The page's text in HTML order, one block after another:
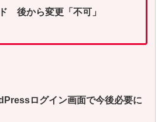
後から変更「不可」
ログイン画面で今後必要に